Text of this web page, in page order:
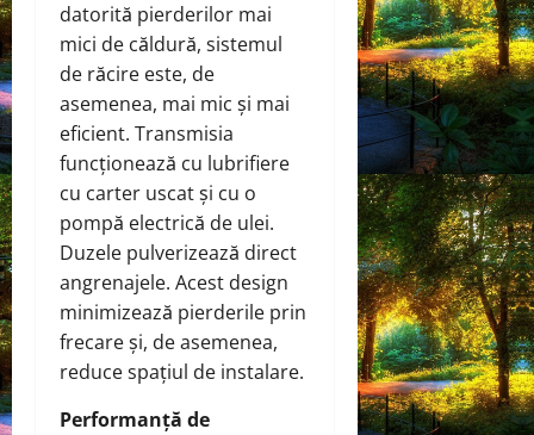
datorită pierderilor mai
mici de căldură, sistemul
de răcire este, de
asemenea, mai mic și mai
eficient. Transmisia
funcționează cu lubrifiere
cu carter uscat și cu o
pompă electrică de ulei.
Duzele pulverizează direct
angrenajele. Acest design
minimizează pierderile prin
frecare și, de asemenea,
reduce spațiul de instalare.
Performanță de